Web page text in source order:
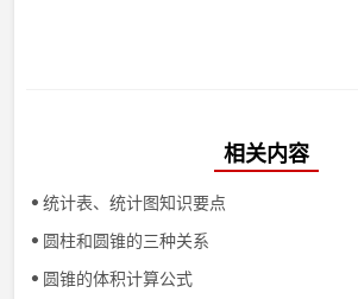
相关内容
统计表、统计图知识要点
圆柱和圆锥的三种关系
圆锥的体积计算公式